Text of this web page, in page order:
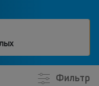
Фильтр